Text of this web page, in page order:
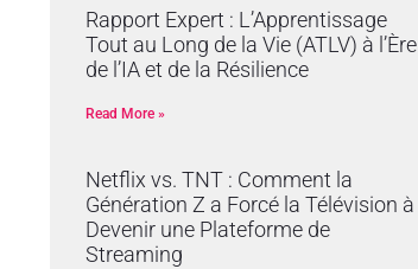
Rapport Expert : L’Apprentissage
Tout au Long de la Vie (ATLV) à l’Ère
de l’IA et de la Résilience
Read More »
Netflix vs. TNT : Comment la
Génération Z a Forcé la Télévision à
Devenir une Plateforme de
Streaming